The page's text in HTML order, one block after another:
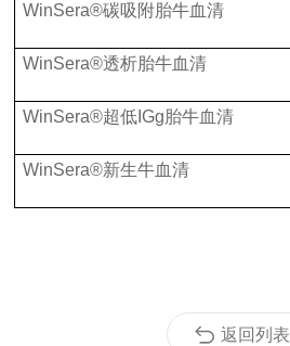
WinSera®碳吸附胎牛血清
WinSera®透析胎牛血清
WinSera®超低IGg胎牛血清
WinSera®新生牛血清
返回列表